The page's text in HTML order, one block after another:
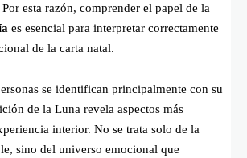
esta razón, comprender el papel de la
es esencial para interpretar correctamente
de la carta natal.
se identifican principalmente con su
de la Luna revela aspectos más
interior. No se trata solo de la
sino del universo emocional que